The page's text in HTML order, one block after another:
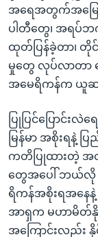
အရေအတွက်အမြော
ပါတီတွေ၊ အရပ်
ထုတ်ပြန်ခဲ့တာ၊ တို
မှုတွေ လုပ်လာတ
အမေရိကန်က ယူဆ
ပြုပြင်ပြောင်း
မြန်မာ အစိုးရနဲ့
ကတိပြုထားတဲ့ အ
တွေအပေါ် ဘယ်
ရိကန်အစိုးရအနေနဲ့
အာရှက မဟာမိတ်
အကြောင်းလည်း နိုင်